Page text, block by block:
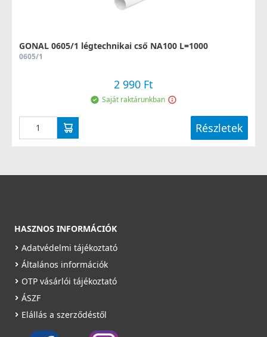
GONAL 0605/1 légtechnikai cső NA100 L=1000
0605/1
2 990 Ft
Saját raktárunkban
Részletek
HASZNOS INFORMÁCIÓK
Adatvédelmi tájékoztató
Általános információk
OTP vásárlói tájékoztató
ÁSZF
Elállás a szerződéstől